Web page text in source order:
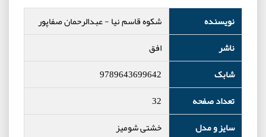
نویسنده شکوه قاسم نیا-عبدالرحمان صفاپور
ناشر
افق
شابک
9789643699642
تعداد صفحه
32
سایز و مدل
خشتی شومیز